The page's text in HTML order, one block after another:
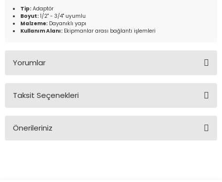
Tip: Adaptör
Boyut: 1/2'' - 3/4'' uyumlu
Malzeme: Dayanıklı yapı
Kullanım Alanı: Ekipmanlar arası bağlantı işlemleri
Yorumlar
Taksit Seçenekleri
Önerileriniz